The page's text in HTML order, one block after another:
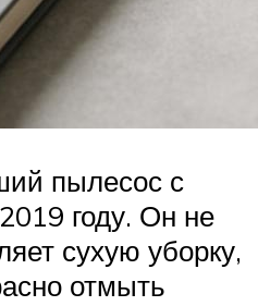
пылесос с
году. Он не
сухую уборку,
отмыть